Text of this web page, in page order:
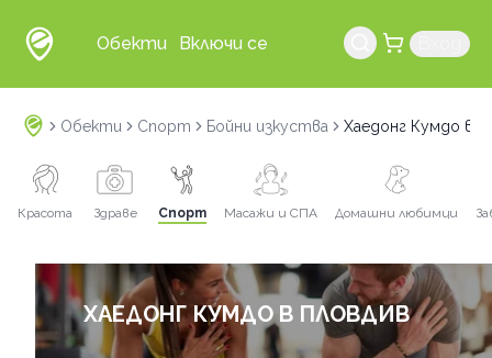
Обекти Включи се
Обекти Спорт Бойни изкуства Хаедонг Кумдо в
Красота Здраве Спорт Масажи и СПА Домашни любимци
ХАЕДОНГ КУМДО В ПЛОВДИВ